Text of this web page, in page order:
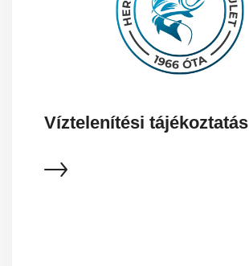
Víztelenítési tájékoztatás